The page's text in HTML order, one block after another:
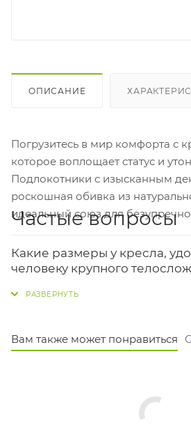
ОПИСАНИЕ
Погрузитесь в мир комфорта с
которое воплощает статус и
Подлокотники с изысканным
роскошная обивка из
идеальный союз для
Частые вопросы
Какие размеры у кресла,
человеку крупного
Ширина сиденья — 52 см,
телосложением. Высоту
Из чего сделан каркас и
Вам также может понравиться